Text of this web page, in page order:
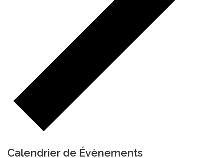
Calendrier de Évènements